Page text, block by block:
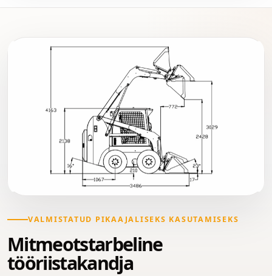
VALMISTATUD PIKAAJALISEKS KASUTAMISEKS
Mitmeotstarbeline
tööriistakandja